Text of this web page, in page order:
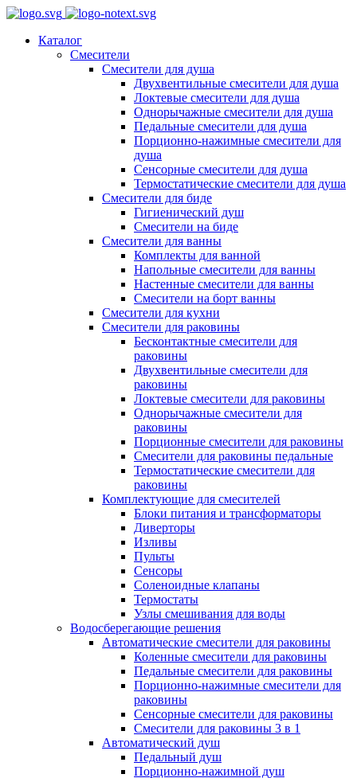
Каталог
Смесители
Смесители для душа
Двухвентильные смесители для душа
Локтевые смесители для душа
Однорычажные смесители для душа
Педальные смесители для душа
Порционно-нажимные смесители для
душа
Сенсорные смесители для душа
Термостатические смесители для душа
Смесители для биде
Гигиенический душ
Смесители на биде
Смесители для ванны
Комплекты для ванной
Напольные смесители для ванны
Настенные смесители для ванны
Смесители на борт ванны
Смесители для кухни
Смесители для раковины
Бесконтактные смесители для
раковины
Двухвентильные смесители для
раковины
Локтевые смесители для раковины
Однорычажные смесители для
раковины
Порционные смесители для раковины
Смесители для раковины педальные
Термостатические смесители для
раковины
Комплектующие для смесителей
Блоки питания и трансформаторы
Диверторы
Изливы
Пульты
Сенсоры
Соленоидные клапаны
Термостаты
Узлы смешивания для воды
Водосберегающие решения
Автоматические смесители для раковины
Коленные смесители для раковины
Педальные смесители для раковины
Порционно-нажимные смесители для
раковины
Сенсорные смесители для раковины
Смесители для раковины 3 в 1
Автоматический душ
Педальный душ
Порционно-нажимной душ